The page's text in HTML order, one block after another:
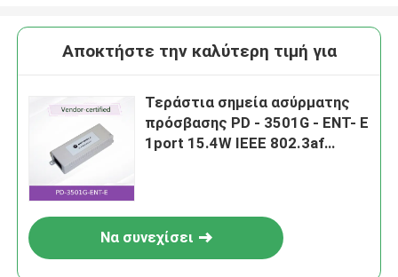
Αποκτήστε την καλύτερη τιμή για
Τεράστια σημεία ασύρματης
πρόσβασης PD - 3501G - ENT- E
1port 15.4W IEEE 802.3af
Να συνεχίσει